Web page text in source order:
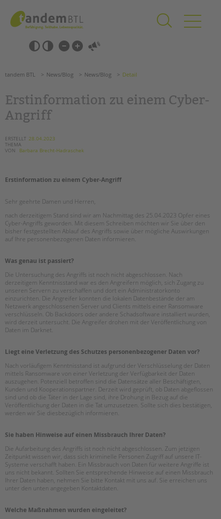
springen
Barrierefrei-
Einstellungen
überspringen
überspringen
SCHULE & GANZTAG
Grundschulen
Oberschulen
Förderzentren
Schulbezogene Sozialarbeit
HILFEN ZUR ERZIEHUNG
EINGLIEDERUNGSHILFE
BETREUTES WOHNEN
TANDEM BTL AKADEMIE
Zertfikatskurse
Seminarkalender
Seminarräume
PROFIL | LEITBILD
Bereiche im Überblick
Kinder- und Jugendschutz
Unsere Videos
schoolcoach BTL
tandem international
KARRIERE
Stellenangebote
tandem als Arbeitgeberin
NEWS/BLOG
Suchen
tandem BTL News/Blog News/Blog Detail
Erstinformation zu einem Cyber-
Angriff
ERSTELLT 28.04.2023
THEMA
VON
Barbara Brecht-Hadraschek
Erstinformation zu einem Cyber-Angriff
Sehr geehrte Damen und Herren,
nach derzeitigem Stand sind wir am Nachmittag des 25.04.2023 Opfer eines
Cyber-Angriffs geworden. Mit diesem Schreiben möchten wir Sie über den
bisher festgestellten Ablauf des Angriffs sowie über mögliche Auswirkungen
auf Ihre personenbezogenen Daten informieren.
Was genau ist passiert?
Die Untersuchung des Angriffs ist noch nicht abgeschlossen. Nach
derzeitigem Kenntnisstand war es den Angreifern möglich, sich Zugang zu
unseren Servern zu verschaffen und dort ein Administratorkonto
einzurichten. Die Angreifer konnten die lokalen Datenbestände der am
Netzwerk angeschlossenen Server und Clients mittels einer Ransomware
verschlüsseln. Ob Backdoors oder andere Schadsoftware installiert wurden,
wird derzeit untersucht. Die Angreifer drohen mit der Veröffentlichung von
Daten im Darknet.
Liegt eine Verletzung des Schutzes personenbezogener Daten vor?
Nach vorläufigem Kenntnisstand ist aufgrund der Verschlüsselung der Daten
mittels Ransomware von einer Verletzung der Verfügbarkeit der Daten
auszugehen. Potenziell betroffen sind die Datensätze aller Beschäftigten,
Kunden und Kooperationspartner. Derzeit wird geprüft, ob Daten abgeflossen
sind und ob die Täter in der Lage sind, ihre Drohung in Bezug auf die
Veröffentlichung der Daten in die Tat umzusetzen. Sollte sich dies bestätigen,
werden wir Sie diesbezüglich informieren.
Sie haben Hinweise auf einen Missbrauch Ihrer Daten?
Die Aufarbeitung des Angriffs ist noch nicht abgeschlossen. Zum jetzigen
Zeitpunkt wissen wir, dass sich kriminelle Personen Zugriff auf unsere IT-
Systeme verschafft haben. Ein Missbrauch von Daten für weitere Angriffe ist
uns nicht bekannt. Sollten Sie entsprechende Hinweise auf einen Missbrauch
Ihrer Daten haben, nehmen Sie bitte Kontakt mit uns auf. Sie erreichen uns
unter den unten angegeben Kontaktdaten.
Welche Maßnahmen wurden eingeleitet?